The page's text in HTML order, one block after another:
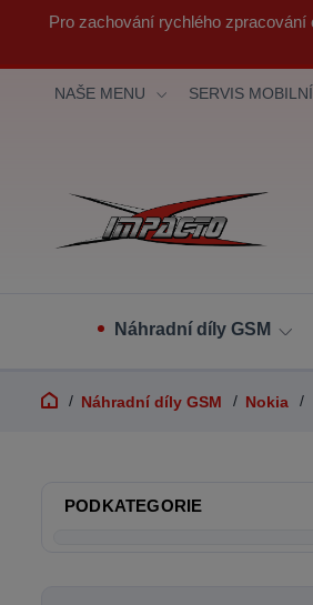
Pro zachování rychlého
NAŠE MENU SERVIS
Náhradní díly GSM
Náhradní díly GSM Nokia
PODKATEGORIE